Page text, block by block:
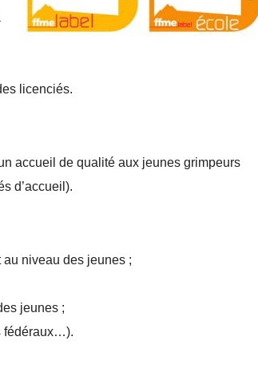
licenciés.
accueil de qualité aux jeunes grimpeurs
d’accueil).
niveau des jeunes ;
jeunes ;
fédéraux…).